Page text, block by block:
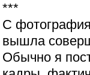
***
С
вышла
Обычно я